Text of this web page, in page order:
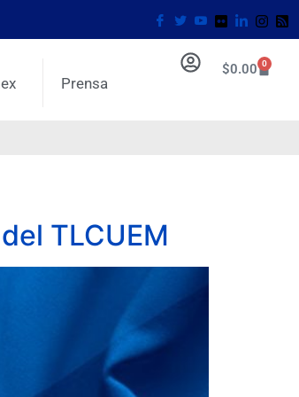
Prensa
$0.00 0
TLCUEM